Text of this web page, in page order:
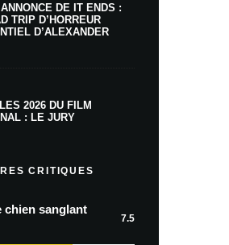
DE IT ENDS :
TRIP D’HORREUR
D’ALEXANDER
2026 DU FILM
: LE JURY
CRITIQUES
chien sanglant
7.5